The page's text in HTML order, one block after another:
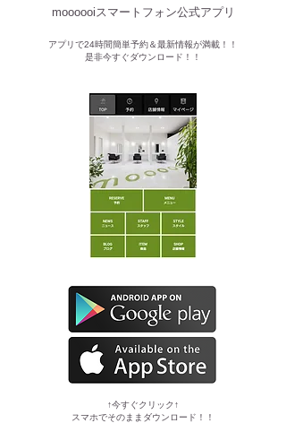
moooooiスマートフォン公式アプリ​
​アプリで24時間簡単予約＆最新情報が満載！！
是非今すぐダウンロード！！
​↑今すぐクリック↑
スマホでそのままダウンロード！！